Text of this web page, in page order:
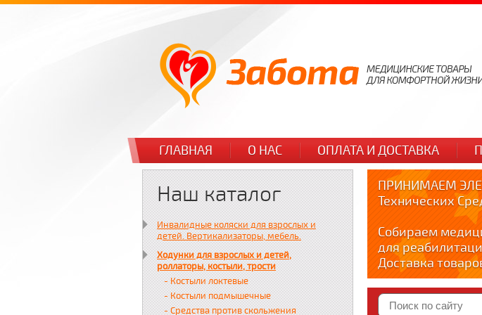
ГЛАВНАЯ О НАС ОПЛАТА И ДОСТАВКА
Наш каталог
Инвалидные коляски для взрослых и
детей. Вертикализаторы, мебель.
Ходунки для взрослых и детей,
роллаторы, костыли, трости
- Костыли локтевые
- Костыли подмышечные
- Средства против скольжения
ПРИНИМАЕМ
Технических
Собираем
для
Доставка
по тел.
Краткие видео
YOUTUBE: